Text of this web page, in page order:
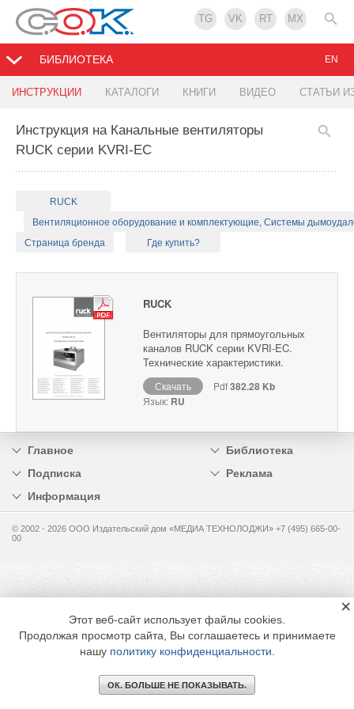
TG VK RT MX
БИБЛИОТЕКА
ИНСТРУКЦИИ КАТАЛОГИ КНИГИ ВИДЕО СТАТЬИ
EN
Инструкция на Канальные вентиляторы
RUCK серии KVRI-EC
RUCK
Вентиляционное оборудование и комплектующие, Системы
Страница бренда
Где купить?
RUCK
Вентиляторы для прямоугольных
каналов RUCK серии KVRI-EC.
Технические характеристики.
Скачать Pdf382.28 Kb
Язык: RU
Главное
Библиотека
Подписка
Реклама
Информация
© 2002 - 2026 OOO Издательский дом «МЕДИА ТЕХНОЛОДЖИ» +7 (495) 665-00-
00
Этот веб-сайт использует файлы cookies.
Продолжая просмотр сайта, Вы соглашаетесь и принимаете
нашу политику конфиденциальности
ОК. БОЛЬШЕ НЕ ПОКАЗЫВАТЬ.
×